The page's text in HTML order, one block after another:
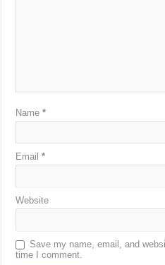
Name*
Email*
Website
Save my name, email, and
time I comment.